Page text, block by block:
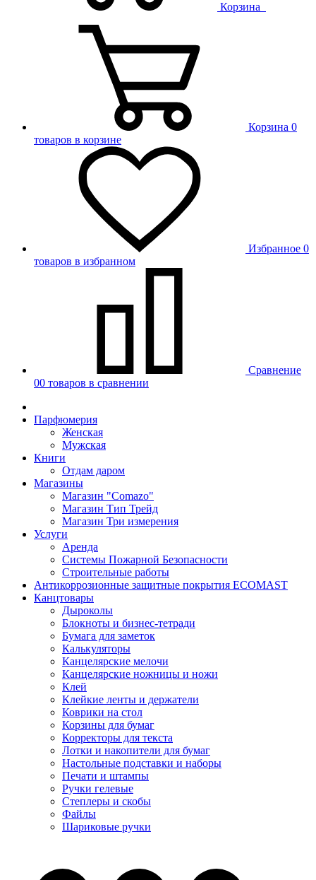
Корзина
Корзина 0
товаров в корзине
Избранное 0
товаров в избранном
Сравнение
00 товаров в сравнении
Парфюмерия
Женская
Мужская
Книги
Отдам даром
Магазины
Магазин "Comazo"
Магазин Тип Трейд
Магазин Три измерения
Услуги
Аренда
Системы Пожарной Безопасности
Строительные работы
Антикоррозионные защитные покрытия ECOMAST
Канцтовары
Дыроколы
Блокноты и бизнес-тетради
Бумага для заметок
Калькуляторы
Канцелярские мелочи
Канцелярские ножницы и ножи
Клей
Клейкие ленты и держатели
Коврики на стол
Корзины для бумаг
Корректоры для текста
Лотки и накопители для бумаг
Настольные подставки и наборы
Печати и штампы
Ручки гелевые
Степлеры и скобы
Файлы
Шариковые ручки